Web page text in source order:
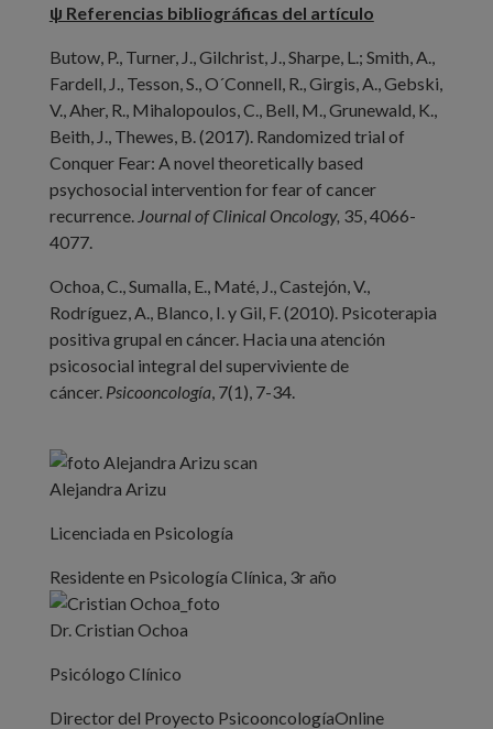
ψ Referencias bibliográficas del artículo
Butow, P., Turner, J., Gilchrist, J., Sharpe, L.; Smith, A.,
Fardell, J., Tesson, S., O´Connell, R., Girgis, A., Gebski,
V., Aher, R., Mihalopoulos, C., Bell, M., Grunewald, K.,
Beith, J., Thewes, B. (2017). Randomized trial of
Conquer Fear: A novel theoretically based
psychosocial intervention for fear of cancer
recurrence. Journal of Clinical Oncology, 35, 4066-
4077.
Ochoa, C., Sumalla, E., Maté, J., Castejón, V.,
Rodríguez, A., Blanco, I. y Gil, F. (2010). Psicoterapia
positiva grupal en cáncer. Hacia una atención
psicosocial integral del superviviente de
cáncer. Psicooncología, 7(1), 7-34.
Alejandra Arizu
Licenciada en Psicología
Residente en Psicología Clínica, 3r año
Dr. Cristian Ochoa
Psicólogo Clínico
Director del Proyecto PsicooncologíaOnline